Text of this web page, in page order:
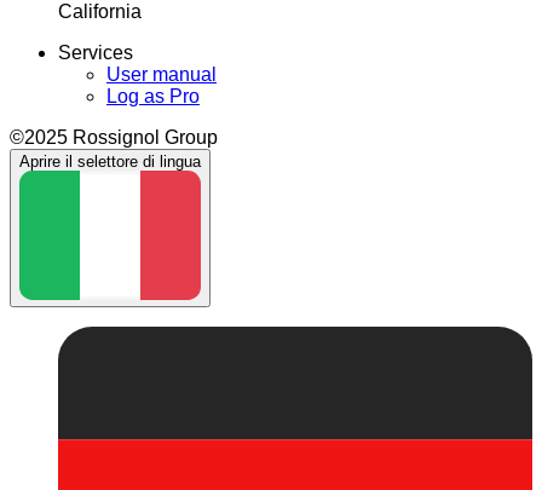
California
Services
User manual
Log as Pro
©2025 Rossignol Group
Aprire il selettore di lingua